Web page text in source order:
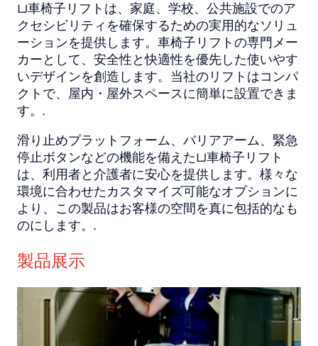
LJ車椅子リフトは、家庭、学校、公共施設でのア
クセシビリティを確保するための実用的なソリュ
ーションを提供します。車椅子リフトの専門メー
カーとして、安全性と快適性を優先した使いやす
いデザインを創造します。当社のリフトはコンパ
クトで、屋内・屋外スペースに簡単に設置できま
す。.
滑り止めプラットフォーム、バリアアーム、緊急
停止ボタンなどの機能を備えたLJ車椅子リフト
は、利用者と介護者に安心を提供します。様々な
環境に合わせたカスタマイズ可能なオプションに
より、この製品はお客様の空間を真に包括的なも
のにします。.
製品展示